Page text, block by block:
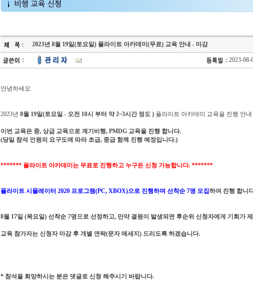
2023년 8월 19일(토요일) 플라이트 아카데미(무료) 교육 안내 - 마감
2023-08-
안녕하세요
2023년 8월 19일(토요일 - 오전 10시 부터 약 2~3시간 정도 ) 플라이트 아카데미 교육을 진행 안내
이번 교육은 중, 상급 교육으로 계기비행, PMDG 교육을 진행 합니다.
(당일 참석 인원의 요구도에 따라 초급, 중급 함께 진행 예정입니다.)
******* 플라이트 아카데미는 무료로 진행하고 누구든 신청 가능합니다. *******
플라이트 시뮬레이터 2020 프로그램(PC, XBOX)으로 진행하며 선착순 7명 모집하여 진행 합니
8월 17일 (목요일) 선착순 7명으로 선정하고, 만약 결원이 발생되면 후순위 신청자에게 기회가
교육 참가자는 신청자 마감 후 개별 연락(문자 메세지) 드리도록 하겠습니다.
* 참석을 희망하시는 분은 댓글로 신청 해주시기 바랍니다.